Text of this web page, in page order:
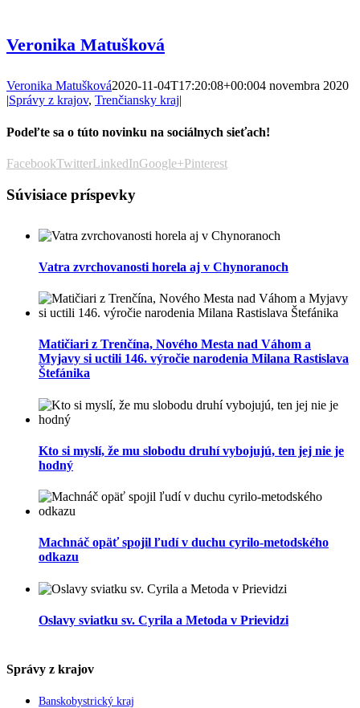
Veronika Matušková
Veronika Matušková2020-11-04T17:20:08+00:004 novembra 2020
|Správy z krajov, Trenčiansky kraj|
Podeľte sa o túto novinku na sociálnych sieťach!
FacebookTwitterLinkedInGoogle+Pinterest
Súvisiace príspevky
Vatra zvrchovanosti horela aj v Chynoranoch
Matičiari z Trenčína, Nového Mesta nad Váhom a
Myjavy si uctili 146. výročie narodenia Milana Rastislava
Štefánika
Kto si myslí, že mu slobodu druhí vybojujú, ten jej nie je
hodný
Machnáč opäť spojil ľudí v duchu cyrilo-metodského
odkazu
Oslavy sviatku sv. Cyrila a Metoda v Prievidzi
Správy z krajov
Banskobystrický kraj